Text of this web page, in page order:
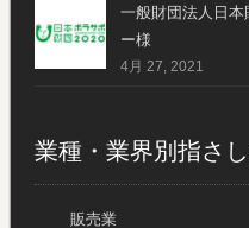
一般財団法人日本
ー様
4月 27, 2021
業種・業界別指さ
販売業